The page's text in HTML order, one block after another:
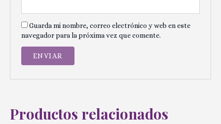
Guarda mi nombre, correo electrónico y web en este
navegador para la próxima vez que comente.
Productos relacionados